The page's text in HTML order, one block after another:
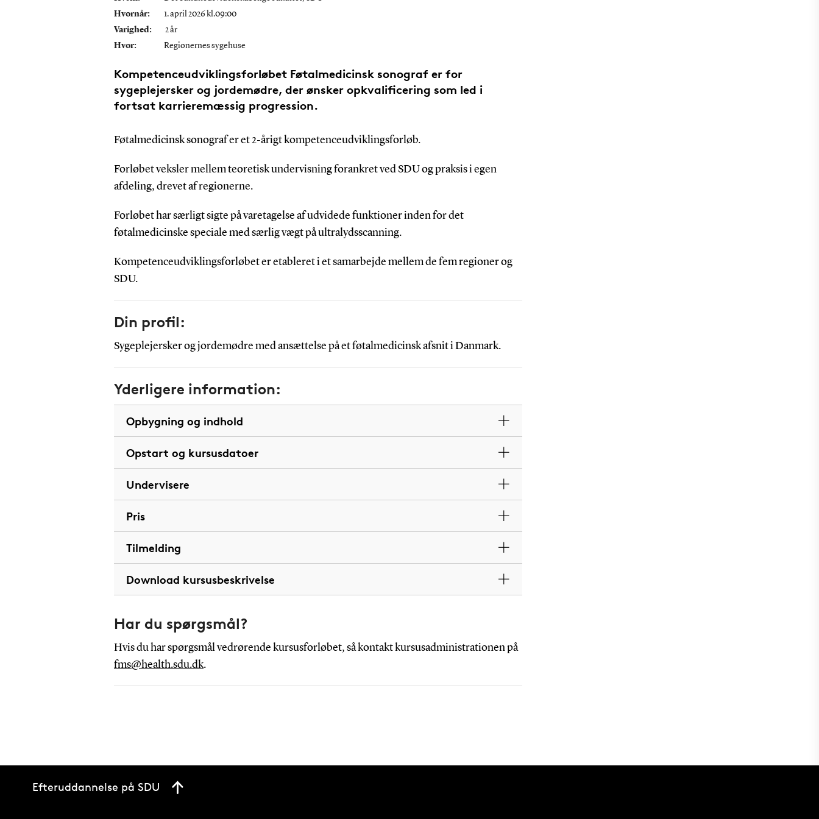
Hvornår:
1. april 2026 kl.09:00
Varighed:
2 år
Hvor:
Regionernes sygehuse
Kompetenceudviklingsforløbet Føtalmedicinsk sonograf er for
sygeplejersker og jordemødre, der ønsker opkvalificering som led i
fortsat karrieremæssig progression.
Føtalmedicinsk sonograf er et 2-årigt kompetenceudviklingsforløb.
Forløbet veksler mellem teoretisk undervisning forankret ved SDU og praksis i egen
afdeling, drevet af regionerne.
Forløbet har særligt sigte på varetagelse af udvidede funktioner inden for det
føtalmedicinske speciale med særlig vægt på ultralydsscanning.
Kompetenceudviklingsforløbet er etableret i et samarbejde mellem de fem regioner og
SDU.
Din profil:
Sygeplejersker og jordemødre med ansættelse på et føtalmedicinsk afsnit i Danmark.
Yderligere information:
Opbygning og indhold
Opstart og kursusdatoer
Undervisere
Pris
Tilmelding
Download kursusbeskrivelse
Har du spørgsmål?
Hvis du har spørgsmål vedrørende kursusforløbet, så kontakt kursusadministrationen på
fms@health.sdu.dk.
Efteruddannelse på SDU